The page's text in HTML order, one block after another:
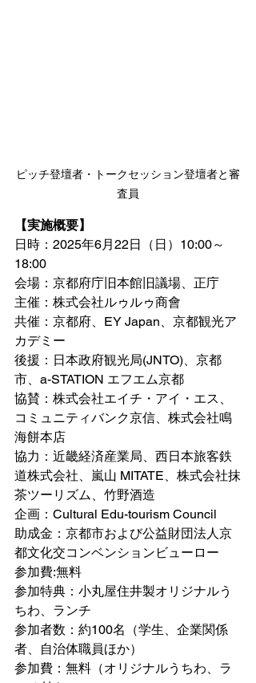
ピッチ登壇者・トークセッション登壇者と審
査員
【実施概要】
日時：2025年6月22日（日）10:00～
18:00
会場：京都府庁旧本館旧議場、正庁
主催：株式会社ルゥルゥ商會
共催：京都府、EY Japan、京都観光ア
カデミー
後援：日本政府観光局(JNTO)、京都
市、a-STATION エフエム京都
協賛：株式会社エイチ・アイ・エス、
コミュニティバンク京信、株式会社鳴
海餅本店
協力：近畿経済産業局、⻄⽇本旅客鉄
道株式会社、嵐⼭ MITATE、株式会社抹
茶ツーリズム、竹野酒造
企画：Cultural Edu-tourism Council
助成金：京都市および公益財団法人京
都文化交コンベンションビューロー
参加費:無料
参加特典：小丸屋住井製オリジナルう
ちわ、ランチ
参加者数：約100名（学生、企業関係
者、自治体職員ほか）
参加費：無料（オリジナルうちわ、ラ